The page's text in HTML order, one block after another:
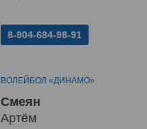
8-904-684-98-91
ВОЛЕЙБОЛ «ДИНАМО»
Смеян
Артём